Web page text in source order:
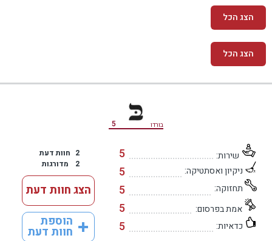
הצג הכל
הצג הכל
בורדו 5
שירות: 5
ניקיון ואסתטיקה: 5
תחזוקה: 5
אמת בפרסום: 5
כדאיות: 5
2 חוות דעת
2
מדורגות
הצג חוות דעת
הוספת
חוות דעת